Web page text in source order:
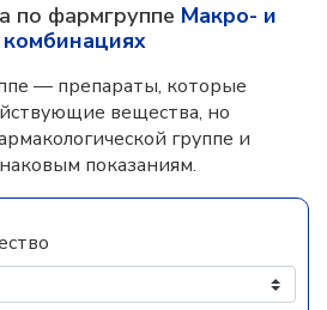
по фармгруппе Макро- и
— препараты, которые
вещества, но
группе и
показаниям.